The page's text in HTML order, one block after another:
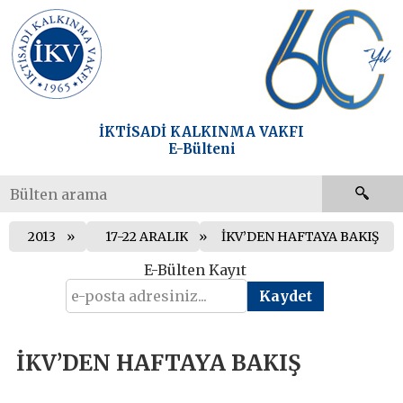
İKTİSADİ KALKINMA VAKFI
E-Bülteni
2013 17-22 ARALIK İKV’DEN HAFTAYA BAKIŞ
E-Bülten Kayıt
İKV’DEN HAFTAYA BAKIŞ